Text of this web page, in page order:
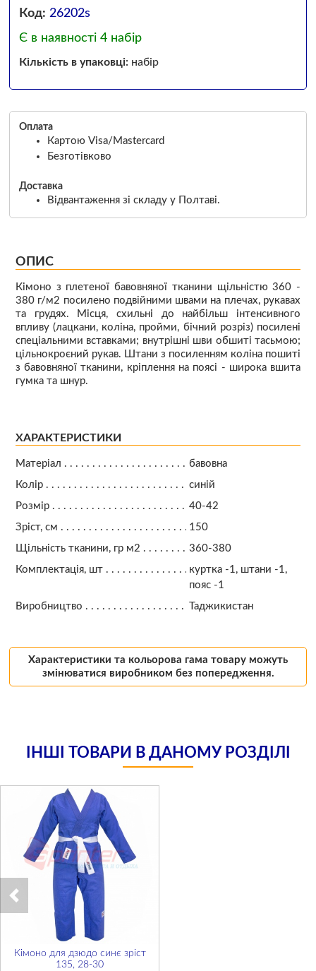
Код: 26202s
Є в наявності 4 набір
Кількість в упаковці:набір
Оплата
Картою Visa/Mastercard
Безготівково
Доставка
Відвантаження зі складу у Полтаві.
ОПИС
Кімоно з плетеної бавовняної тканини щільністю 360 -
380 г/м2 посилено подвійними швами на плечах, рукавах
та грудях. Місця, схильні до найбільш інтенсивного
впливу (лацкани, коліна, пройми, бічний розріз) посилені
спеціальними вставками; внутрішні шви обшиті тасьмою;
цільнокроєний рукав. Штани з посиленням коліна пошиті
з бавовняної тканини, кріплення на поясі - широка вшита
гумка та шнур.
ХАРАКТЕРИСТИКИ
Матеріал
бавовна
Колір
синій
Розмір
40-42
Зріст, см
150
Щільність тканини, гр м2
360-380
Комплектація, шт
куртка -1, штани -1,
пояс -1
Виробництво
Таджикистан
Характеристики та кольорова гама товару можуть
змінюватися виробником без попередження.
ІНШІ ТОВАРИ В ДАНОМУ РОЗДІЛІ
Кімоно для дзюдо синє зріст
135, 28-30